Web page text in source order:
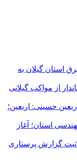
استان گیلان به
از مواکب گیلانی
حسینی: اربعین؛
استان؛ آغاز
گزارش پرستاری